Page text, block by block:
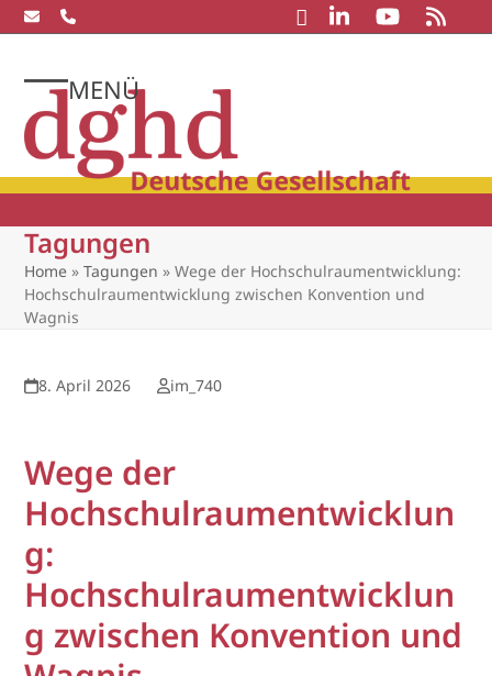
Skip
to
MENÜ
Open
mobile
menu
Close
mobile
menu
Tagungen
Home »Tagungen »Wege der Hochschulraumentwicklung:
Hochschulraumentwicklung zwischen Konvention und
Wagnis
8. April 2026 im_740
Wege der
Hochschulraumentwicklun
g:
Hochschulraumentwicklun
g zwischen Konvention und